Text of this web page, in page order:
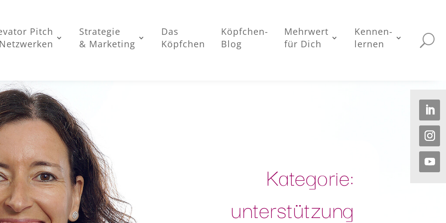
Pitch
Strategie
& Marketing
Das
Köpfchen
Köpfchen-
Blog
Mehrwert
für Dich
Kennen-
lernen
Kategorie:
unterstützung